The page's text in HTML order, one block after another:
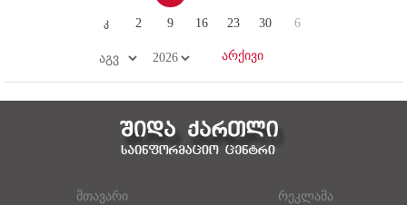
კ 2 9 16 23 30 6
მთავარი
რეკლამა